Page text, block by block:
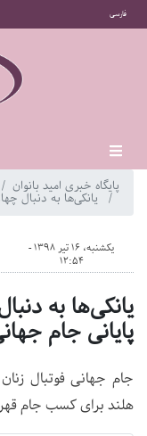
فارسی
پایگاه خبری امید بانوان
یانکی‌ها به دنبال
یکشنبه، 16 تیر 1398 -
12:54
یانکی‌ها به
پایانی جام
جام جهانی فوتبال
هلند برای کسب جام